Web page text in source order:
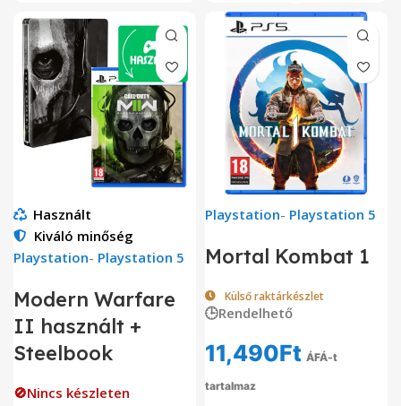
Használt
Kiváló minőség
Playstation- Playstation 5
Modern Warfare
II használt +
Steelbook
🚫Nincs készleten
Playstation- Playstation 5
Mortal Kombat 1
Külső raktárkészlet
🕒Rendelhető
11,490Ft ÁFÁ-t
tartalmaz